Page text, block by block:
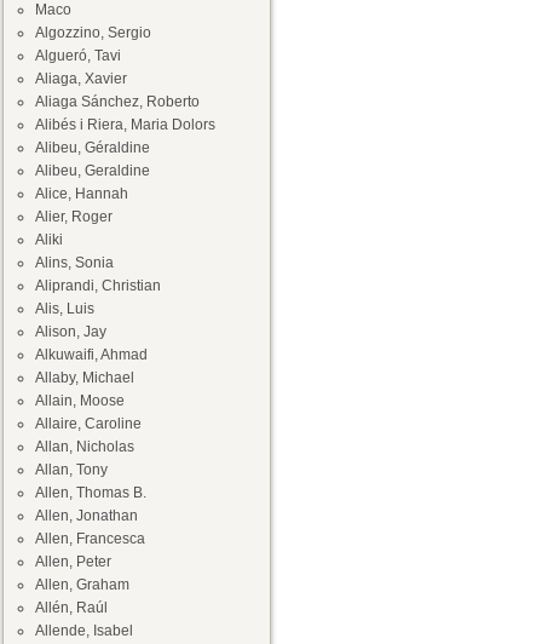
Maco
Algozzino, Sergio
Algueró, Tavi
Aliaga, Xavier
Aliaga Sánchez, Roberto
Alibés i Riera, Maria Dolors
Alibeu, Géraldine
Alibeu, Geraldine
Alice, Hannah
Alier, Roger
Aliki
Alins, Sonia
Aliprandi, Christian
Alis, Luis
Alison, Jay
Alkuwaifi, Ahmad
Allaby, Michael
Allain, Moose
Allaire, Caroline
Allan, Nicholas
Allan, Tony
Allen, Thomas B.
Allen, Jonathan
Allen, Francesca
Allen, Peter
Allen, Graham
Allén, Raúl
Allende, Isabel